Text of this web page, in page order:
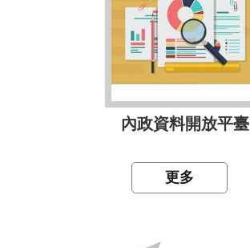
內政資料開放平臺
更多